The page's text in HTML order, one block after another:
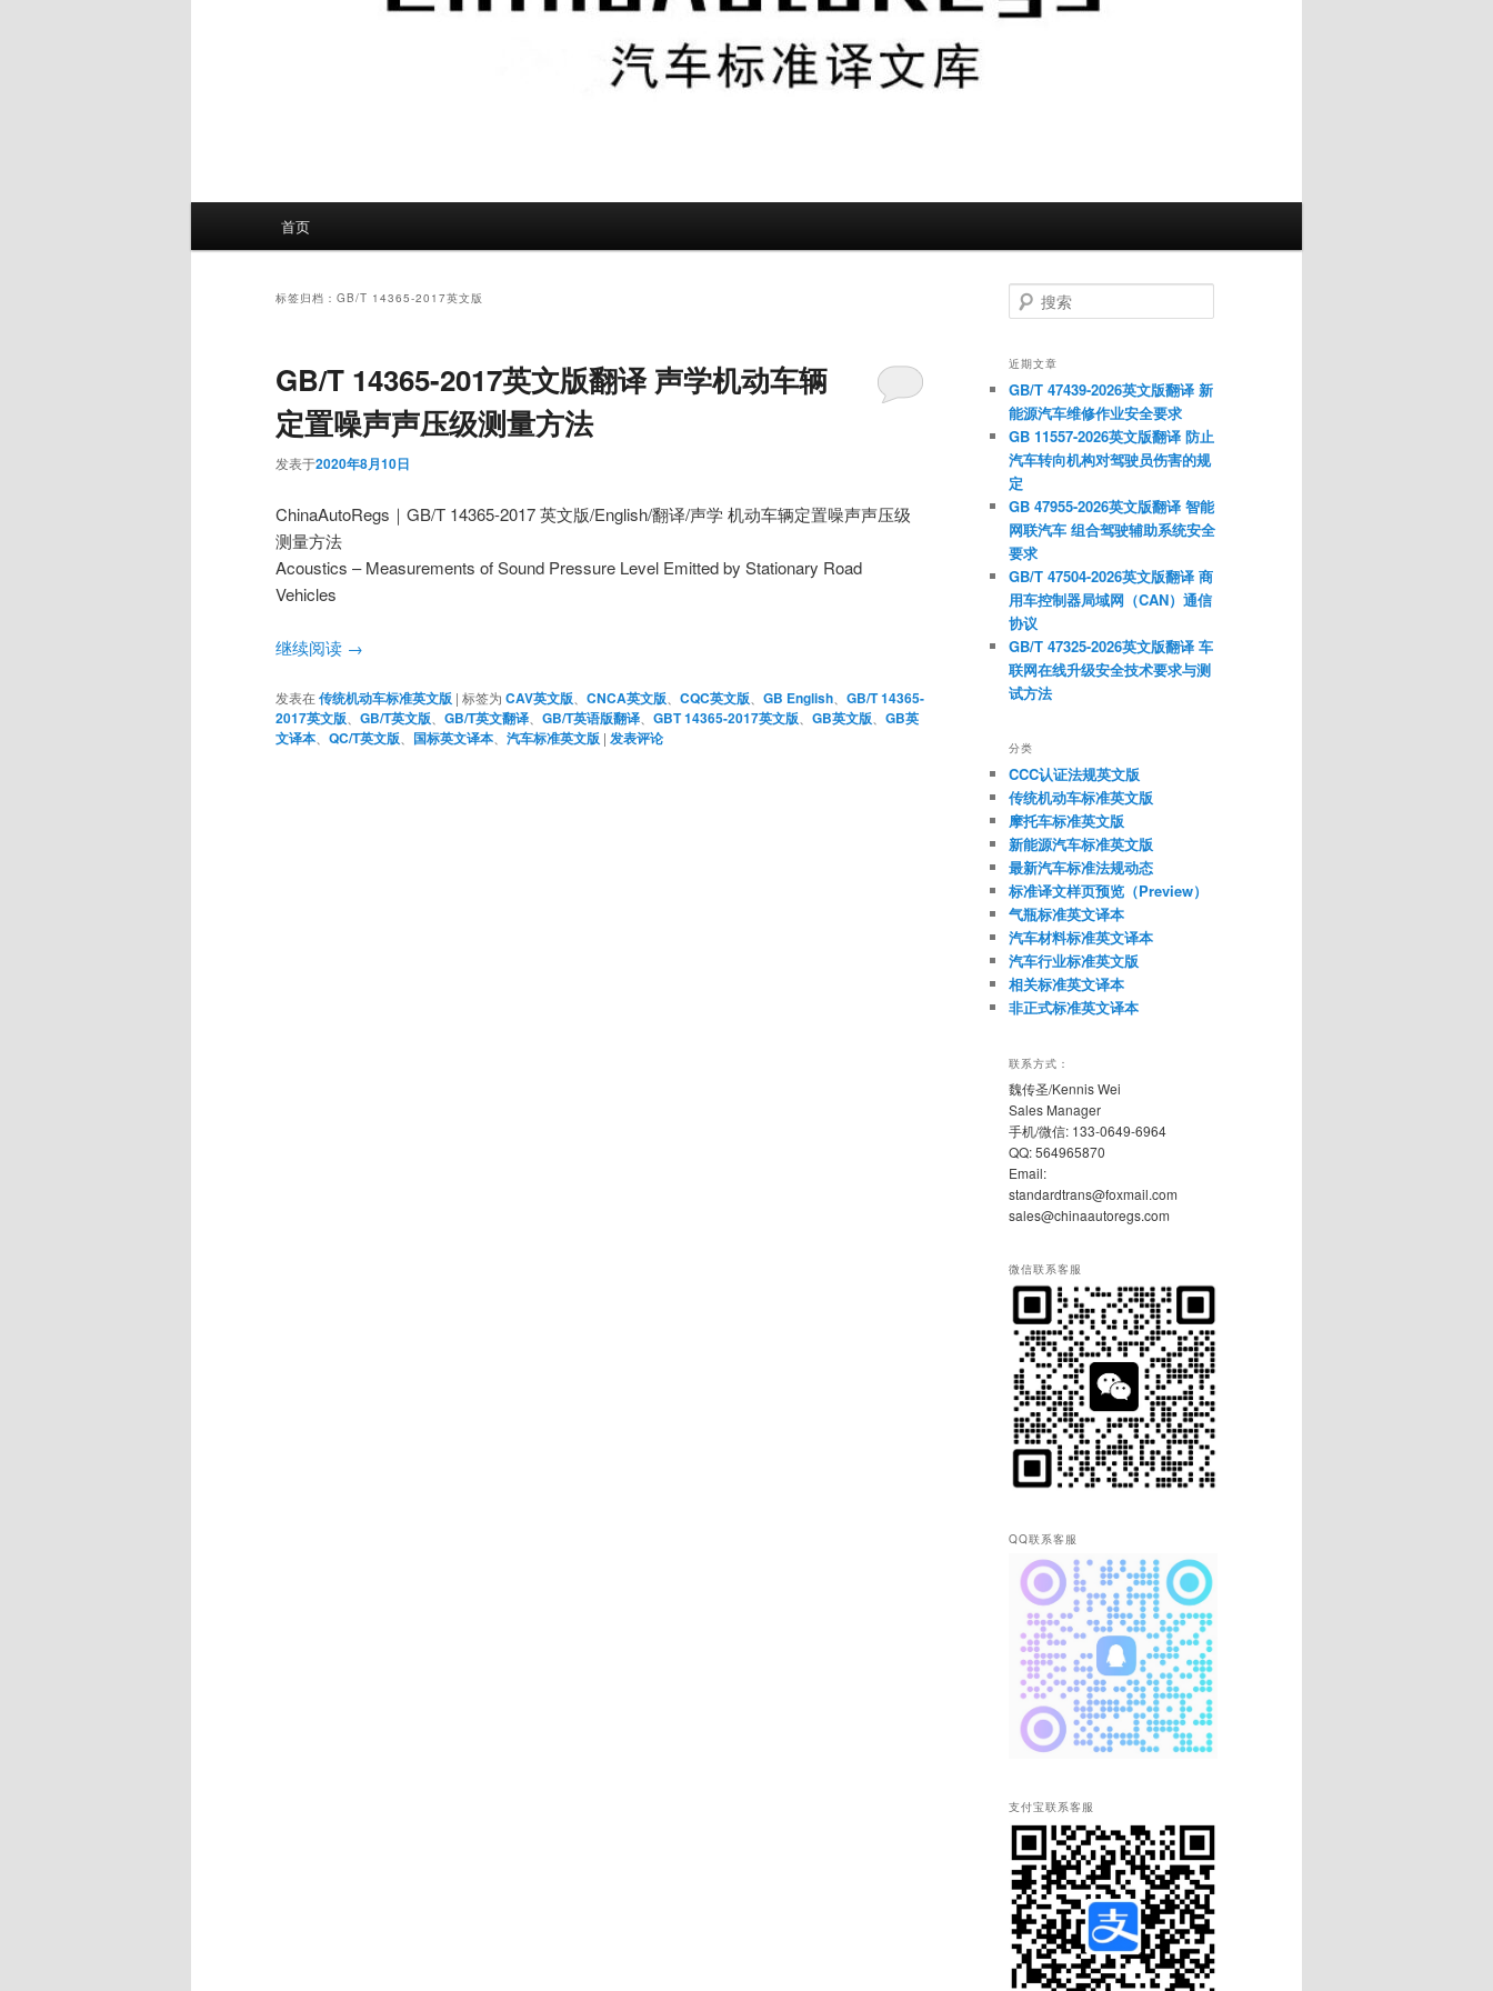
首页
标签归档： GB/T 14365-2017英文版
GB/T 14365-2017英文版翻译 声学机动车辆
定置噪声声压级测量方法
发表于2020年8月10日
ChinaAutoRegs｜GB/T 14365-2017 英文版/English/翻译/声学 机动车辆定置噪声声压级
测量方法
Acoustics – Measurements of Sound Pressure Level Emitted by Stationary Road
Vehicles
继续阅读 →
发表在传统机动车标准英文版 | 标签为 CAV英文版 CNCA英文版 CQC英文版 GB English
GB/T 14365-
2017英文版
GB/T英文版 GB/T英文翻译 GB/T英语版翻译 GBT 14365-2017英文版 GB英文版
GB英
文译本
QC/T英文版 国标英文译本 汽车标准英文版 | 发表评论
搜
索
近期文章
GB/T 47439-2026英文版翻译 新
能源汽车维修作业安全要求
GB 11557-2026英文版翻译 防止
汽车转向机构对驾驶员伤害的规
定
GB 47955-2026英文版翻译 智能
网联汽车 组合驾驶辅助系统安全
要求
GB/T 47504-2026英文版翻译 商
用车控制器局域网（CAN）通信
协议
GB/T 47325-2026英文版翻译 车
联网在线升级安全技术要求与测
试方法
分类
CCC认证法规英文版
传统机动车标准英文版
摩托车标准英文版
新能源汽车标准英文版
最新汽车标准法规动态
标准译文样页预览（Preview）
气瓶标准英文译本
汽车材料标准英文译本
汽车行业标准英文版
相关标准英文译本
非正式标准英文译本
联系方式：
魏传圣/Kennis Wei
Sales Manager
手机/微信: 133-0649-6964
QQ: 564965870
Email:
standardtrans@foxmail.com
sales@chinaautoregs.com
微信联系客服
QQ联系客服
支付宝联系客服